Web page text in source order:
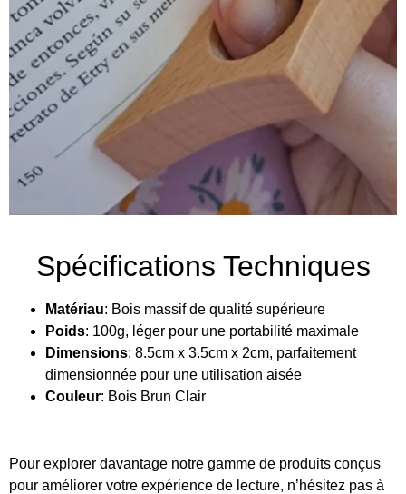
Spécifications Techniques
Matériau: Bois massif de qualité supérieure
Poids: 100g, léger pour une portabilité maximale
Dimensions: 8.5cm x 3.5cm x 2cm, parfaitement
dimensionnée pour une utilisation aisée
Couleur: Bois Brun Clair
Pour explorer davantage notre gamme de produits conçus
pour améliorer votre expérience de lecture, n’hésitez pas à